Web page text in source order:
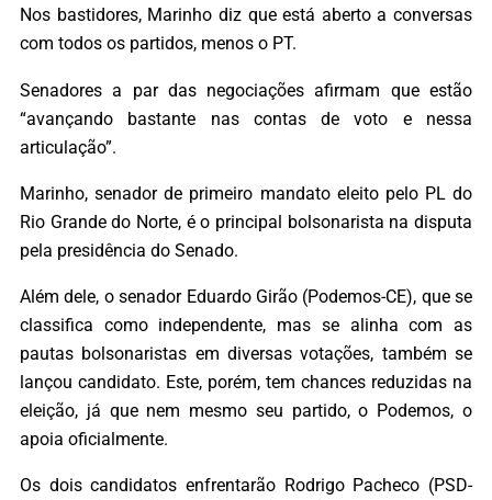
Nos bastidores, Marinho diz que está aberto a conversas
com todos os partidos, menos o PT.
Senadores a par das negociações afirmam que estão
“avançando bastante nas contas de voto e nessa
articulação”.
Marinho, senador de primeiro mandato eleito pelo PL do
Rio Grande do Norte, é o principal bolsonarista na disputa
pela presidência do Senado.
Além dele, o senador Eduardo Girão (Podemos-CE), que se
classifica como independente, mas se alinha com as
pautas bolsonaristas em diversas votações, também se
lançou candidato. Este, porém, tem chances reduzidas na
eleição, já que nem mesmo seu partido, o Podemos, o
apoia oficialmente.
Os dois candidatos enfrentarão Rodrigo Pacheco (PSD-